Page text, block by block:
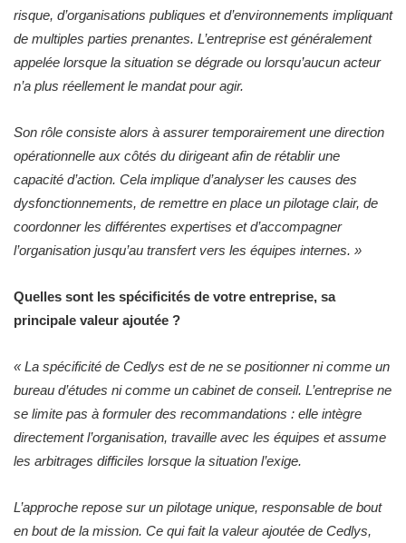
risque, d’organisations publiques et d’environnements impliquant
de multiples parties prenantes. L’entreprise est généralement
appelée lorsque la situation se dégrade ou lorsqu’aucun acteur
n’a plus réellement le mandat pour agir.
Son rôle consiste alors à assurer temporairement une direction
opérationnelle aux côtés du dirigeant afin de rétablir une
capacité d’action. Cela implique d’analyser les causes des
dysfonctionnements, de remettre en place un pilotage clair, de
coordonner les différentes expertises et d’accompagner
l’organisation jusqu’au transfert vers les équipes internes. »
Quelles sont les spécificités de votre entreprise, sa
principale valeur ajoutée ?
« La spécificité de Cedlys est de ne se positionner ni comme un
bureau d’études ni comme un cabinet de conseil. L’entreprise ne
se limite pas à formuler des recommandations : elle intègre
directement l’organisation, travaille avec les équipes et assume
les arbitrages difficiles lorsque la situation l’exige.
L’approche repose sur un pilotage unique, responsable de bout
en bout de la mission. Ce qui fait la valeur ajoutée de Cedlys,